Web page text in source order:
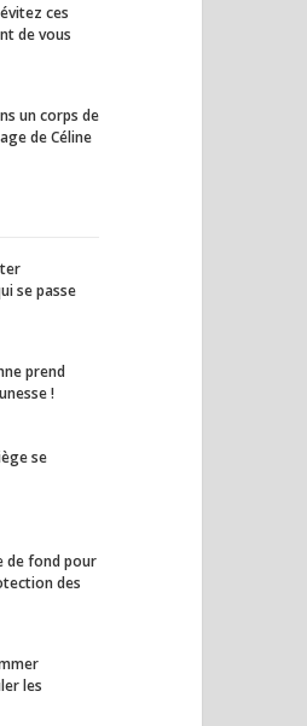
ces
de vous
un corps de
de Céline
se passe
prend
!
se
de fond pour
des
les